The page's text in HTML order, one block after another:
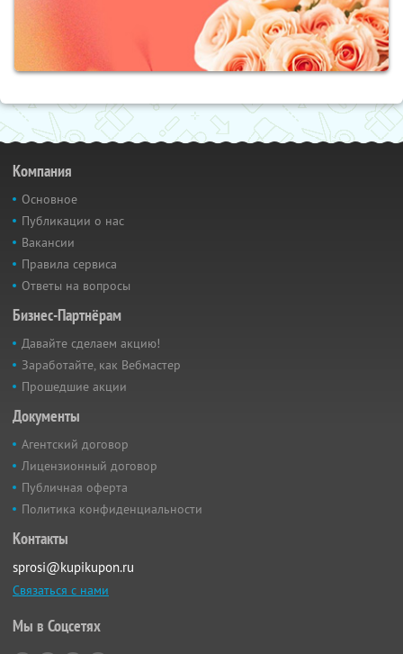
Компания
Основное
Публикации о нас
Вакансии
Правила сервиса
Ответы на вопросы
Бизнес-Партнёрам
Давайте сделаем акцию!
Заработайте, как Вебмастер
Прошедшие акции
Документы
Агентский договор
Лицензионный договор
Публичная оферта
Политика конфиденциальности
Контакты
sprosi@kupikupon.ru
Связаться с нами
Мы в Соцсетях